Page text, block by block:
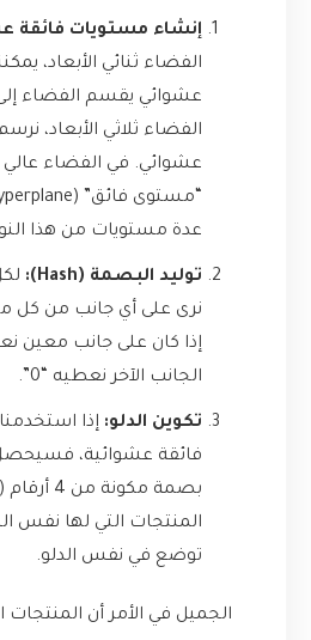
إنشاء مستويات فائقة
الفضاء ثنائي الأبعاد،
عشوائي يقسم الفضاء
عشوائي. في الفضاء عالي
عدة مستويات من هذا
توليد البصمة (Hash):
نرى على أي جانب من كل
الجانب الآخر نعطيه “0”.
تكوين الدلو:
فائقة عشوائية،
توضع في نفس الدلو.
الجميل في الأمر أن المنتجات